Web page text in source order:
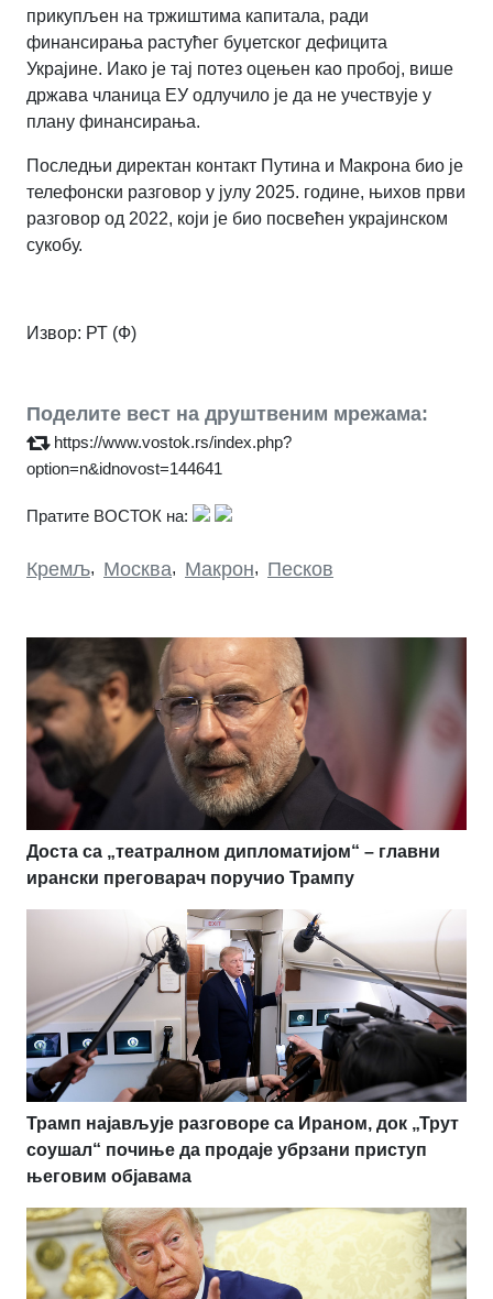
прикупљен на тржиштима капитала, ради
финансирања растућег буџетског дефицита
Украјине. Иако је тај потез оцењен као пробој, више
држава чланица ЕУ одлучило је да не учествује у
плану финансирања.
Последњи директан контакт Путина и Макрона био је
телефонски разговор у јулу 2025. године, њихов први
разговор од 2022, који је био посвећен украјинском
сукобу.
Извор: РТ (Ф)
Поделите вест на друштвеним мрежама:
https://www.vostok.rs/index.php?
option=n&idnovost=144641
Пратите ВОСТОК на:
Кремљ, Москва, Макрон, Песков
Доста са „театралном дипломатијом“ – главни
ирански преговарач поручио Трампу
Трамп најављује разговоре са Ираном, док „Трут
соушал“ почиње да продаје убрзани приступ
његовим објавама